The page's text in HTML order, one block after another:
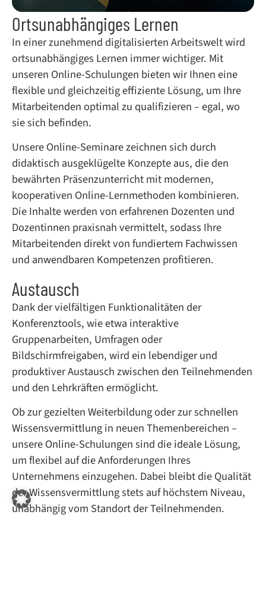
Ortsunabhängiges Lernen
In einer zunehmend digitalisierten Arbeitswelt wird
ortsunabhängiges Lernen immer wichtiger. Mit
unseren Online-Schulungen bieten wir Ihnen eine
flexible und gleichzeitig effiziente Lösung, um Ihre
Mitarbeitenden optimal zu qualifizieren – egal, wo
sie sich befinden.
Unsere Online-Seminare zeichnen sich durch
didaktisch ausgeklügelte Konzepte aus, die den
bewährten Präsenzunterricht mit modernen,
kooperativen Online-Lernmethoden kombinieren.
Die Inhalte werden von erfahrenen Dozenten und
Dozentinnen praxisnah vermittelt, sodass Ihre
Mitarbeitenden direkt von fundiertem Fachwissen
und anwendbaren Kompetenzen profitieren.
Austausch
Dank der vielfältigen Funktionalitäten der
Konferenztools, wie etwa interaktive
Gruppenarbeiten, Umfragen oder
Bildschirmfreigaben, wird ein lebendiger und
produktiver Austausch zwischen den Teilnehmenden
und den Lehrkräften ermöglicht.
Ob zur gezielten Weiterbildung oder zur schnellen
Wissensvermittlung in neuen Themenbereichen –
unsere Online-Schulungen sind die ideale Lösung,
um flexibel auf die Anforderungen Ihres
Unternehmens einzugehen. Dabei bleibt die Qualität
der Wissensvermittlung stets auf höchstem Niveau,
unabhängig vom Standort der Teilnehmenden.